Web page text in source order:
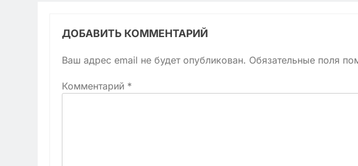
ДОБАВИТЬ КОММЕНТАРИЙ
Ваш адрес email не будет опубликован. Обязательные поля
Комментарий *